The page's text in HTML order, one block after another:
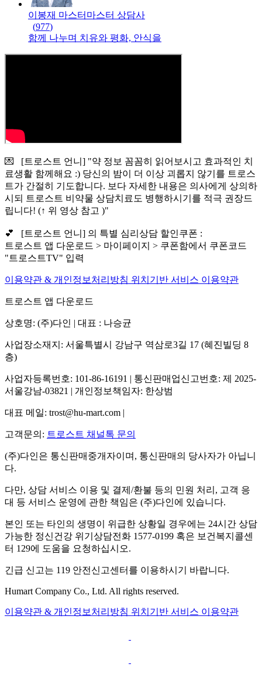
이봉재 마스터 마스터 상담사
(977)
함께 나누며 치유와 평화, 안식을
💌 [트로스트 언니] "약 정보 꼼꼼히 읽어보시고 효과적인 치
료생활 함께해요 :) 당신의 밤이 더 이상 괴롭지 않기를 트로스
트가 간절히 기도합니다. 보다 자세한 내용은 의사에게 상의하
시되 트로스트 비약물 상담치료도 병행하시기를 적극 권장드
립니다! (↑ 위 영상 참고 )"
💕 [트로스트 언니] 의 특별 심리상담 할인쿠폰 :
트로스트 앱 다운로드 > 마이페이지 > 쿠폰함에서 쿠폰코드
"트로스트TV" 입력
이용약관 & 개인정보처리방침 위치기반 서비스 이용약관
트로스트 앱 다운로드
상호명: (주)다인 | 대표 : 나승균
사업장소재지: 서울특별시 강남구 역삼로3길 17 (혜진빌딩 8
층)
사업자등록번호: 101-86-16191 | 통신판매업신고번호: 제 2025-
서울강남-03821 | 개인정보책임자: 한상범
대표 메일: trost@hu-mart.com |
고객문의: 트로스트 채널톡 문의
(주)다인은 통신판매중개자이며, 통신판매의 당사자가 아닙니
다.
다만, 상담 서비스 이용 및 결제/환불 등의 민원 처리, 고객 응
대 등 서비스 운영에 관한 책임은 (주)다인에 있습니다.
본인 또는 타인의 생명이 위급한 상황일 경우에는 24시간 상담
가능한 정신건강 위기상담전화 1577-0199 혹은 보건복지콜센
터 129에 도움을 요청하십시오.
긴급 신고는 119 안전신고센터를 이용하시기 바랍니다.
Humart Company Co., Ltd. All rights reserved.
이용약관 & 개인정보처리방침 위치기반 서비스 이용약관